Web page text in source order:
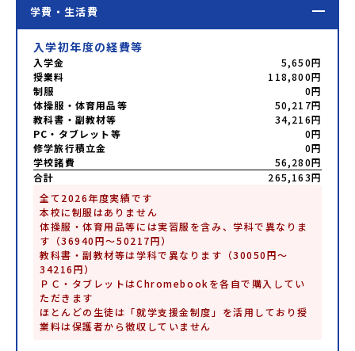
学費・生活費
入学初年度の経費等
入学金
5,650円
授業料
118,800円
制服
0円
体操服・体育用品等
50,217円
教科書・副教材等
34,216円
PC・タブレット等
0円
修学旅行積立金
0円
学校諸費
56,280円
合計
265,163円
全て2026年度実績です
本校に制服はありません
体操服・体育用品等には実習服を含み、学科で異なりま
す（36940円～50217円）
教科書・副教材等は学科で異なります（30050円～
34216円）
ＰＣ・タブレットはChromebookを各自で購入してい
ただきます
ほとんどの生徒は「就学支援金制度」を活用しており授
業料は保護者から徴収していません